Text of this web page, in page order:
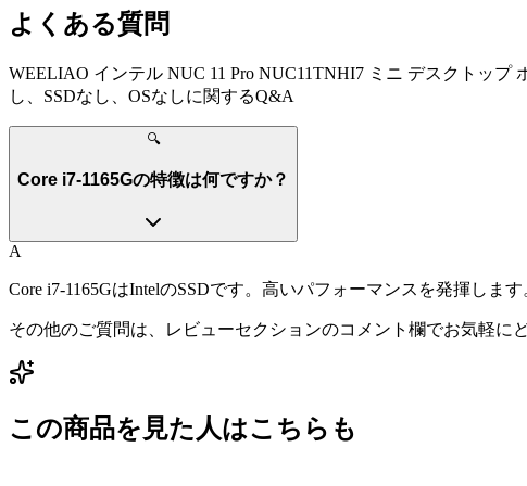
よくある質問
WEELIAO インテル NUC 11 Pro NUC11TNHI7 ミニ デスクトップ
し、SSDなし、OSなしに関するQ&A
🔍
Core i7-1165Gの特徴は何ですか？
A
Core i7-1165GはIntelのSSDです。高いパフォーマンスを発揮しま
その他のご質問は、レビューセクションのコメント欄でお気軽に
この商品を見た人はこちらも